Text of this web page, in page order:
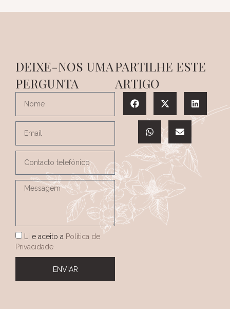
DEIXE-NOS UMA
PERGUNTA
Li e aceito a Política de
Privacidade
ENVIAR
PARTILHE ESTE
ARTIGO